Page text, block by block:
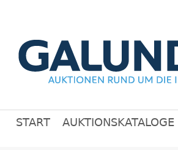
START AUKTIONSKATALOGE